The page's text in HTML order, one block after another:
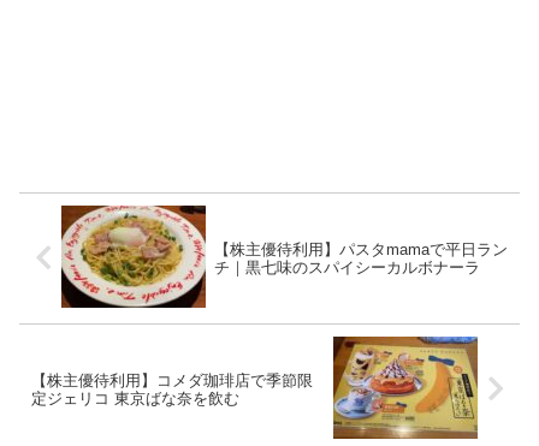
【株主優待利用】パスタmamaで平日ラン
チ｜黒七味のスパイシーカルボナーラ
【株主優待利用】コメダ珈琲店で季節限
定ジェリコ 東京ばな奈を飲む